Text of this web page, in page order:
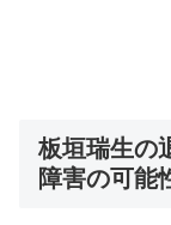
板垣瑞生の
障害の可能